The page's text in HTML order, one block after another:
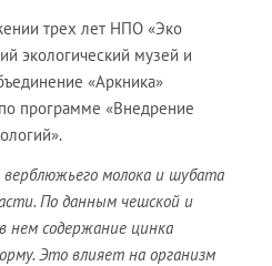
трех лет НПО «Эко
экологический музей и
«Аркника»
программе «Внедрение
молока и шубата
По данным чешской и
нем содержание цинка
Это влияет на организм